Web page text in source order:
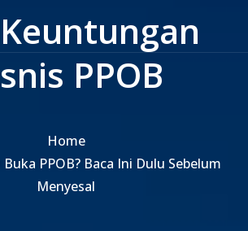
PPOB
Home
PPOB? Baca Ini Dulu Sebelum
Menyesal